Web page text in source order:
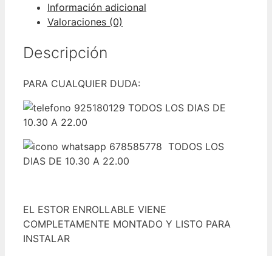
Información adicional
Valoraciones (0)
Descripción
PARA CUALQUIER DUDA:
925180129 TODOS LOS DIAS DE
10.30 A 22.00
678585778 TODOS LOS
DIAS DE 10.30 A 22.00
EL ESTOR ENROLLABLE VIENE
COMPLETAMENTE MONTADO Y LISTO PARA
INSTALAR